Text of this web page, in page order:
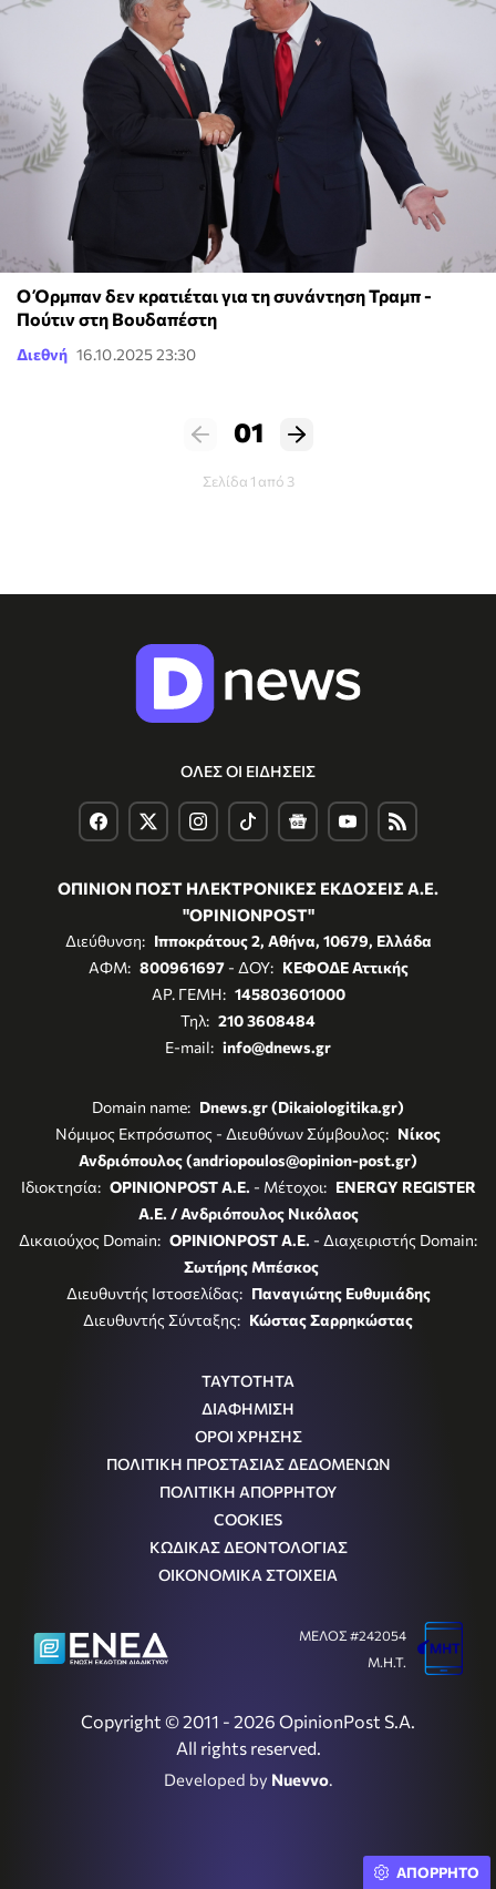
Ο Όρμπαν δεν κρατιέται για τη συνάντηση Τραμπ -
Πούτιν στη Βουδαπέστη
Διεθνή 16.10.2025 23:30
01
Σελίδα 1 από 3
ΟΛΕΣ ΟΙ ΕΙΔΗΣΕΙΣ
ΟΠΙΝΙΟΝ ΠΟΣΤ ΗΛΕΚΤΡΟΝΙΚΕΣ ΕΚΔΟΣΕΙΣ Α.Ε.
"OPINIONPOST"
Διεύθυνση: Ιπποκράτους 2, Αθήνα, 10679, Ελλάδα
ΑΦΜ: 800961697- ΔΟΥ: ΚΕΦΟΔΕ Αττικής
ΑΡ. ΓΕΜΗ: 145803601000
Τηλ: 210 3608484
E-mail: info@dnews.gr
Domain name: Dnews.gr (Dikaiologitika.gr)
Νόμιμος Εκπρόσωπος - Διευθύνων Σύμβουλος: Νίκος
Ανδριόπουλος (andriopoulos@opinion-post.gr)
Ιδιοκτησία: OPINIONPOST A.E. - Μέτοχοι: ENERGY REGISTER
Α.Ε. / Ανδριόπουλος Νικόλαος
Δικαιούχος Domain: OPINIONPOST A.E. - Διαχειριστής Domain:
Σωτήρης Μπέσκος
Διευθυντής Ιστοσελίδας: Παναγιώτης Ευθυμιάδης
Διευθυντής Σύνταξης: Κώστας Σαρρηκώστας
ΤΑΥΤΟΤΗΤΑ
ΔΙΑΦΗΜΙΣΗ
ΟΡΟΙ ΧΡΗΣΗΣ
ΠΟΛΙΤΙΚΗ ΠΡΟΣΤΑΣΙΑΣ ΔΕΔΟΜΕΝΩΝ
ΠΟΛΙΤΙΚΗ ΑΠΟΡΡΗΤΟΥ
COOKIES
ΚΩΔΙΚΑΣ ΔΕΟΝΤΟΛΟΓΙΑΣ
ΟΙΚΟΝΟΜΙΚΑ ΣΤΟΙΧΕΙΑ
Copyright © 2011 - 2026 OpinionPost S.A.
All rights reserved.
Developed by Nuevvo.
ΜΕΛΟΣ #242054
Μ.Η.Τ.
ΑΠΟΡΡΗΤΟ